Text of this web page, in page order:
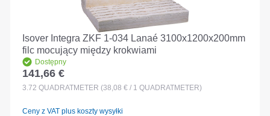
Isover Integra ZKF 1-034 Lanaé 3100x1200x200mm
filc mocujący między krokwiami
Dostępny
Cena regularna:
141,66 €
3.72 QUADRATMETER (38,08 € / 1 QUADRATMETER)
Ceny z VAT plus koszty wysyłki